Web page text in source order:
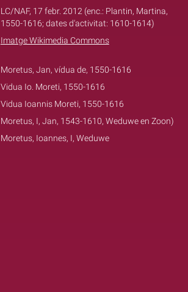
LC/NAF, 17 febr. 2012 (enc.: Plantin, Martina,
1550-1616; dates d'activitat: 1610-1614)
Imatge Wikimedia Commons
Moretus, Jan, vídua de, 1550-1616
Vidua Io. Moreti, 1550-1616
Vidua Ioannis Moreti, 1550-1616
Moretus, I, Jan, 1543-1610, Weduwe en Zoon)
Moretus, Ioannes, I, Weduwe